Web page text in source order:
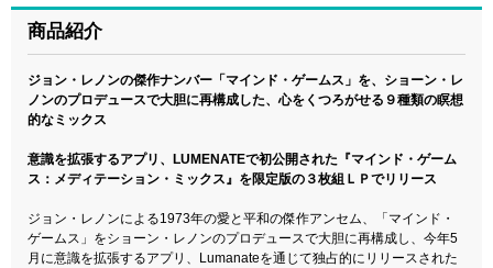
商品紹介
ジョン・レノンの傑作ナンバー「マインド・ゲームス」を、ショーン・レ
ノンのプロデュースで大胆に再構成した、心をくつろがせる９種類の瞑想
的なミックス
意識を拡張するアプリ、LUMENATEで初公開された『マインド・ゲーム
ス：メディテーション・ミックス』を限定版の３枚組ＬＰでリリース
ジョン・レノンによる1973年の愛と平和の傑作アンセム、「マインド・
ゲームス」をショーン・レノンのプロデュースで大胆に再構成し、今年5
月に意識を拡張するアプリ、Lumanateを通じて独占的にリリースされた